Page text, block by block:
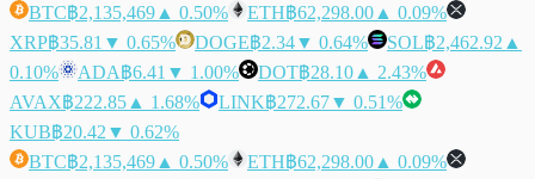
BTC฿2,135,469 ▲ 0.50% ETH฿62,298.00 ▲ 0.09%
XRP฿35.81 ▼ 0.65% DOGE฿2.34▼ 0.64% SOL฿2,462.92 ▲
0.10%
ADA฿6.41 ▼ 1.00% DOT฿28.10 ▲ 2.43%
AVAX฿222.85 ▲ 1.68% LINK฿272.67▼ 0.51%
KUB฿20.42 ▼ 0.62%
BTC฿2,135,469 ▲ 0.50% ETH฿62,298.00 ▲ 0.09%